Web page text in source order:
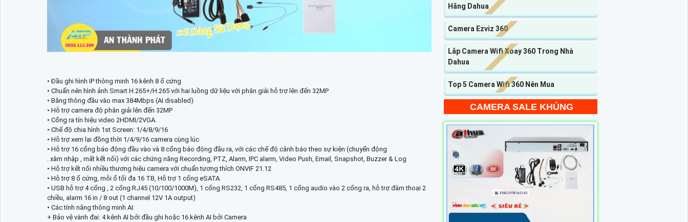
• Đầu ghi hình IP thông minh 16 kênh 8 ổ cứng
• Chuẩn nén hình ảnh Smart H.265+/H.265 với hai luồng dữ liệu với phân giải hỗ trợ lên đến 32MP
• Băng thông đầu vào max 384Mbps (AI disabled)
• Hỗ trợ camera độ phân giải lên đến 32MP
• Cổng ra tín hiệu video 2HDMI/2VGA.
• Chế độ chia hình 1st Screen: 1/4/8/9/16
• Hỗ trợ xem lại đồng thời 1/4/9/16 camera cùng lúc
• Hỗ trợ 16 cổng báo động đầu vào và 8 cổng báo động đầu ra, với các chế độ cảnh báo theo sự kiện (chuyển động
. xâm nhập , mất kết nối) với các chứng năng Recording, PTZ, Alarm, IPC alarm, Video Push, Email, Snapshot, Buzzer & Log
• Hỗ trợ kết nối nhiều thương hiệu camera với chuẩn tương thích ONVIF 21.12
• Hỗ trợ 8 ổ cứng, mỗi ổ tối đa 16 TB, Hỗ trợ 1 cổng eSATA.
• USB hỗ trợ 4 cổng , 2 cổng RJ45 (10/100/1000M), 1 cổng RS232, 1 cổng RS485, 1 cổng audio vào 2 cổng ra, hỗ trợ đàm thoại 2
chiều, alarm 16 in / 8 out (1 channel 12V 1A output)
• Các tính năng thông minh AI:
+ Bảo vệ vành đai: 4 kênh AI bởi đầu ghi hoặc 16 kênh AI bởi Camera
Hãng Dahua
Camera Ezviz 360
Lắp Camera Wifi Xoay 360 Trong Nhà
Dahua
Top 5 Camera Wifi 360 Nên Mua
CAMERA SALE KHỦNG